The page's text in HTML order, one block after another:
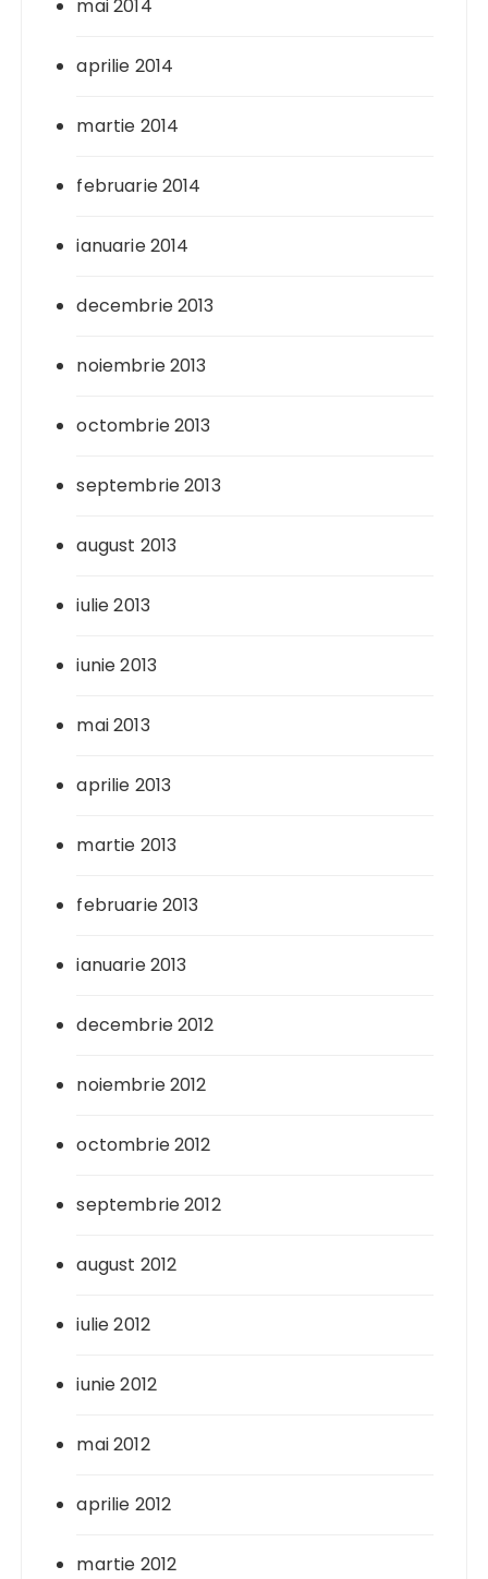
mai 2014
aprilie 2014
martie 2014
februarie 2014
ianuarie 2014
decembrie 2013
noiembrie 2013
octombrie 2013
septembrie 2013
august 2013
iulie 2013
iunie 2013
mai 2013
aprilie 2013
martie 2013
februarie 2013
ianuarie 2013
decembrie 2012
noiembrie 2012
octombrie 2012
septembrie 2012
august 2012
iulie 2012
iunie 2012
mai 2012
aprilie 2012
martie 2012